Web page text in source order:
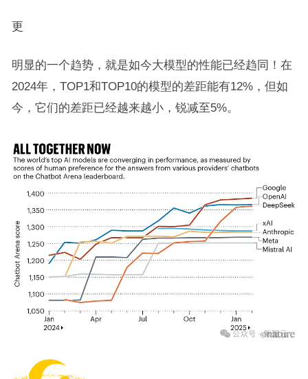
更
明显的一个趋势，就是如今大模型的性能已经趋同！在
2024年，TOP1和TOP10的模型的差距能有12%，但如
今，它们的差距已经越来越小，锐减至5%。